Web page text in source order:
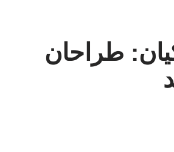
طراحان